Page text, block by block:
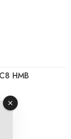
HMB